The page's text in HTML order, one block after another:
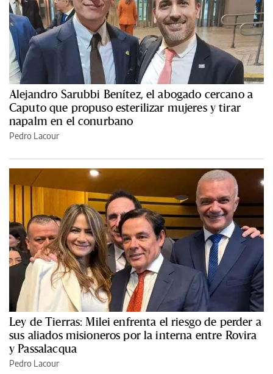
Alejandro Sarubbi Benítez, el abogado cercano a
Caputo que propuso esterilizar mujeres y tirar
napalm en el conurbano
Pedro Lacour
Ley de Tierras: Milei enfrenta el riesgo de perder a
sus aliados misioneros por la interna entre Rovira
y Passalacqua
Pedro Lacour